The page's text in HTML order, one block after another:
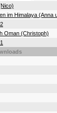
im Himalaya (Anna
Oman (Christoph)